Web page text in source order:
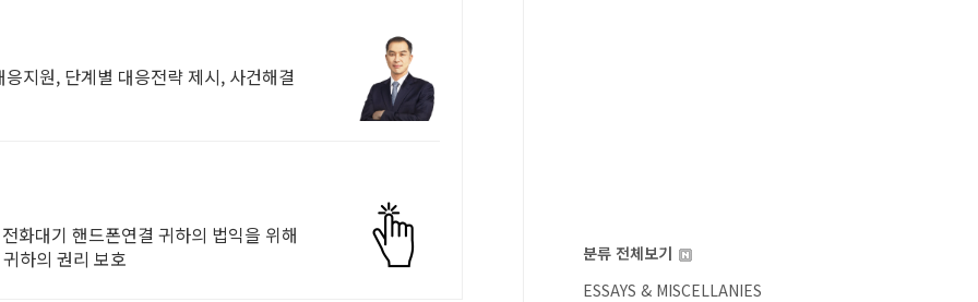
지원, 단계별 대응전략 제시, 사건해결
화대기 핸드폰연결 귀하의 법익을 위해
하의 권리 보호
분류 전체보기
ESSAYS & MISCELLANIES